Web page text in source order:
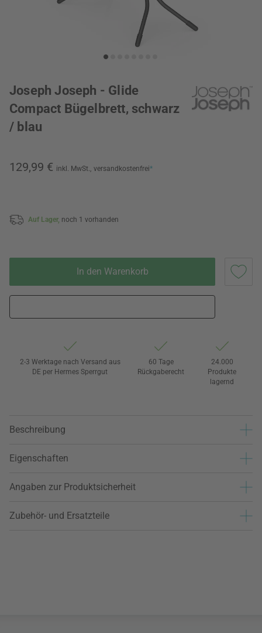
Joseph Joseph - Glide
Compact Bügelbrett, schwarz
/ blau
129,99 € inkl. MwSt., versandkostenfrei*
Auf Lager, noch 1 vorhanden
In den Warenkorb
2-3 Werktage nach Versand aus
DE per Hermes Sperrgut
60 Tage
Rückgaberecht
24.000
Produkte
lagernd
Beschreibung
Eigenschaften
Angaben zur Produktsicherheit
Zubehör- und Ersatzteile